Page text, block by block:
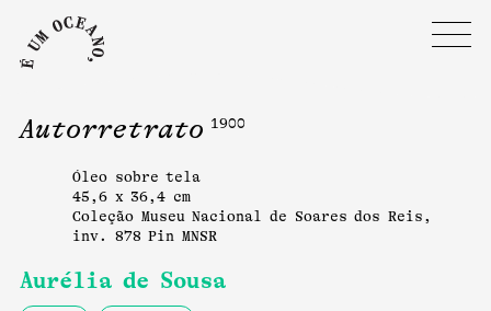
Autorretrato 1900
Óleo sobre tela
45,6 x 36,4 cm
Coleção Museu Nacional de Soares dos Reis,
inv. 878 Pin MNSR
Aurélia de Sousa